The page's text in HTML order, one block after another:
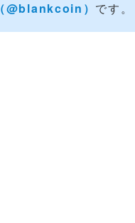
（‎@blankcoin） です。